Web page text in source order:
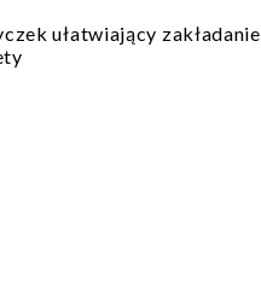
ułatwiający zakładanie